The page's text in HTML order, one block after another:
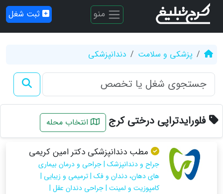
منو ثبت شغل
پزشکی و سلامت دندانپزشکی
فلورایدتراپی درختی کرج انتخاب محله
مطب دندانپزشکی دکتر امین کریمی
جراح و دندانپزشک | جراحی و درمان بیماری
های دهان، دندان و فک | ترمیمی و زیبایی |
کامپوزیت و لمینت | جراحی دندان عقل |